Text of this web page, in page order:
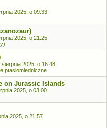
2025, o 09:33
2025, o 21:25
sierpnia 2025, o 16:48
ptasiomiedniczne
on Jurassic Islands
2025, o 03:00
2025, o 21:57